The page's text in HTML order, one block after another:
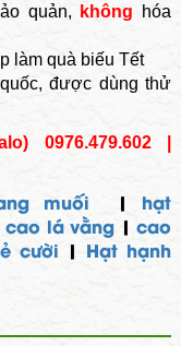
quản, không hóa
làm quà biếu Tết
được dùng thử
0976.479.602 |
muối | hạt
cao lá vằng |cao
cười | Hạt hạnh